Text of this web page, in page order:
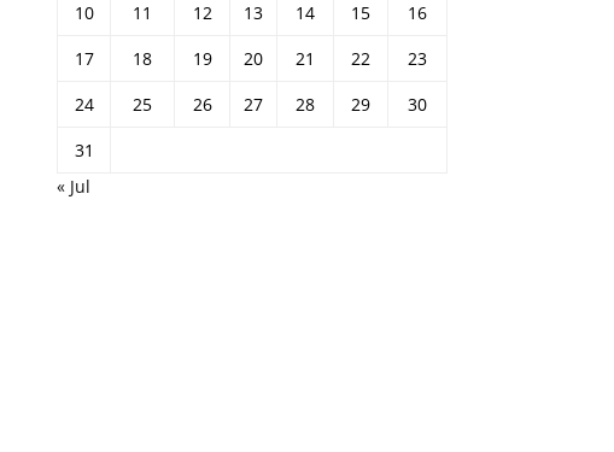
10
11 12 13 14 15
16
17
18 19 20 21 22
23
24
25 26 27 28 29
30
31
« Jul